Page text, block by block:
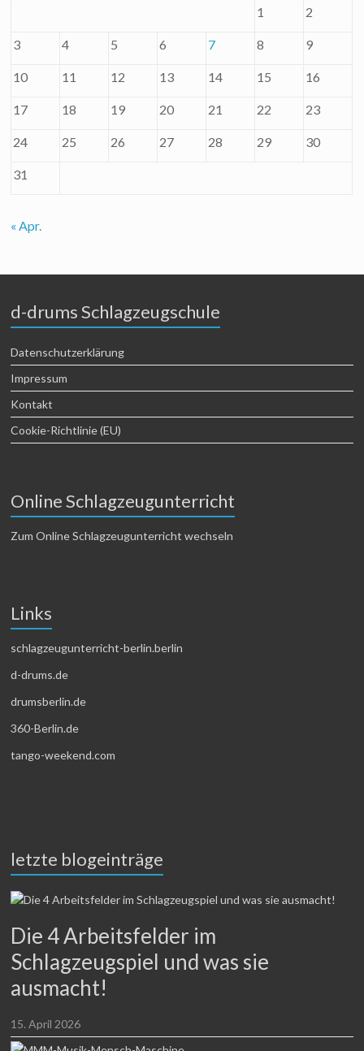
1 2
3 4 5 6 7 8 9
10 11 12 13 14 15 16
17 18 19 20 21 22 23
24 25 26 27 28 29 30
31
« Apr.
d-drums Schlagzeugschule
Datenschutzerklärung
Impressum
Kontakt
Cookie-Richtlinie (EU)
Online Schlagzeugunterricht
Zum Online Schlagzeugunterricht wechseln
Links
schlagzeugunterricht-berlin.berlin
d-drums.de
drumsberlin.de
360-Berlin.de
tango-weekend.com
letzte blogeinträge
Die 4 Arbeitsfelder im
Schlagzeugspiel und was sie
ausmacht!
15. April 2026